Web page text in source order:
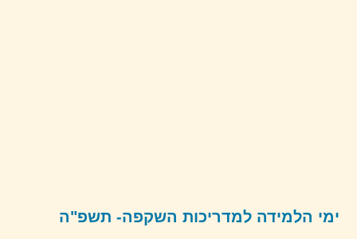
ימי הלמידה למדריכות השקפה- תשפ"ה